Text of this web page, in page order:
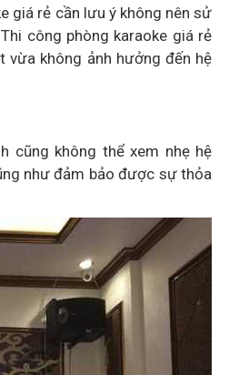
giá rẻ cần lưu ý không nên sử
công phòng karaoke giá rẻ
không ảnh hưởng đến hệ
cũng không thể xem nhẹ hệ
như đảm bảo được sự thỏa